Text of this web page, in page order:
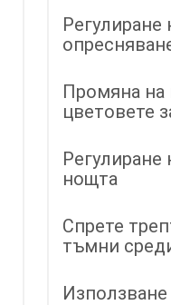
Регулиране
Промяна на
цветовете
Регулиране
нощта
Спрете
тъмни